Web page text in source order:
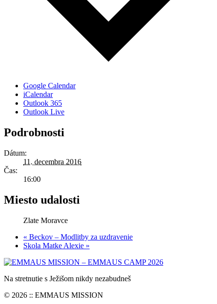
Google Calendar
iCalendar
Outlook 365
Outlook Live
Podrobnosti
Dátum:
11. decembra 2016
Čas:
16:00
Miesto udalosti
Zlate Moravce
« Beckov – Modlitby za uzdravenie
Skola Matke Alexie »
Na stretnutie s Ježišom nikdy nezabudneš
© 2026 :: EMMAUS MISSION